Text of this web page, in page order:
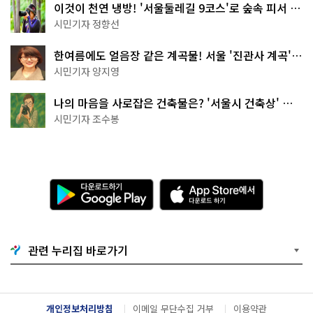
이것이 천연 냉방! '서울둘레길 9코스'로 숲속 피서 떠
나볼까
시민기자 정향선
한여름에도 얼음장 같은 계곡물! 서울 '진관사 계곡'이
천국이네~
시민기자 양지영
나의 마음을 사로잡은 건축물은? '서울시 건축상' 수
상작 공개!
시민기자 조수봉
다
운
로
기
G
o
g
l
A
p
p
e
서
다
관련 누리집 바로가기
개인정보처리방침 이메일 무단수집 거부 이용약관